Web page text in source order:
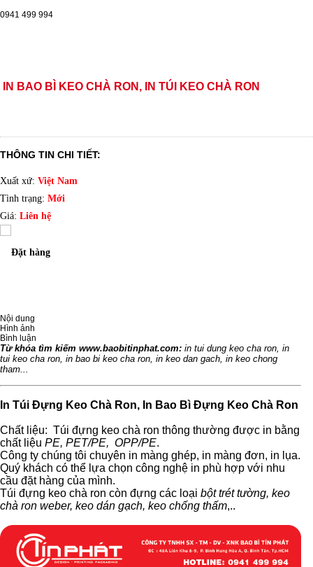
0941 499 994
IN BAO BÌ KEO CHÀ RON, IN TÚI KEO CHÀ RON
THÔNG TIN CHI TIẾT:
Xuất xứ: Việt Nam
Tình trạng: Mới
Giá: Liên hệ
Đặt hàng
Nội dung
Hình ảnh
Bình luận
Từ khóa tìm kiếm www.baobitinphat.com: in tui dung keo cha ron, in
tui keo cha ron, in bao bi keo cha ron, in keo dan gach, in keo chong
tham...
In Túi Đựng Keo Chà Ron, In Bao Bì Đựng Keo Chà Ron
Chất liệu: Túi đựng keo chà ron thông thường được in bằng
chất liệu PE, PET/PE, OPP/PE.
Công ty chúng tôi chuyên in màng ghép, in màng đơn, in lụa.
Quý khách có thể lựa chọn công nghệ in phù hợp với nhu
cầu đặt hàng của mình.
Túi đựng keo chà ron còn đựng các loại bột trét tường, keo
chà ron weber, keo dán gạch, keo chống thấm,..